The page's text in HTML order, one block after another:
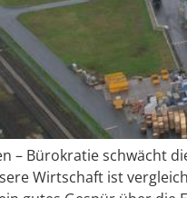
– Bürokratie schwächt
Wirtschaft ist